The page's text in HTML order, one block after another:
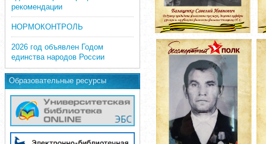
рекомендации
НОРМОКОНТРОЛЬ
2026 год объявлен Годом
единства народов России
Образовательные ресурсы